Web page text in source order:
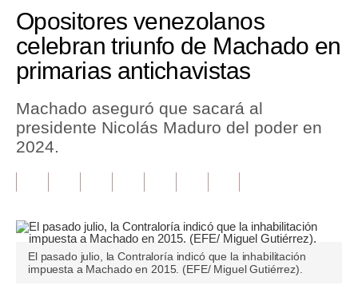
Economía
Mercados
Política
Finanzas Personales
Inmobiliarias
Plus G
Opositores venezolanos
celebran triunfo de Machado en
primarias antichavistas
Machado aseguró que sacará al
presidente Nicolás Maduro del poder en
2024.
El pasado julio, la Contraloría indicó que la inhabilitación
impuesta a Machado en 2015. (EFE/ Miguel Gutiérrez).